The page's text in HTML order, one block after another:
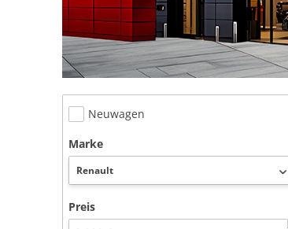
Neuwagen
Marke
Preis